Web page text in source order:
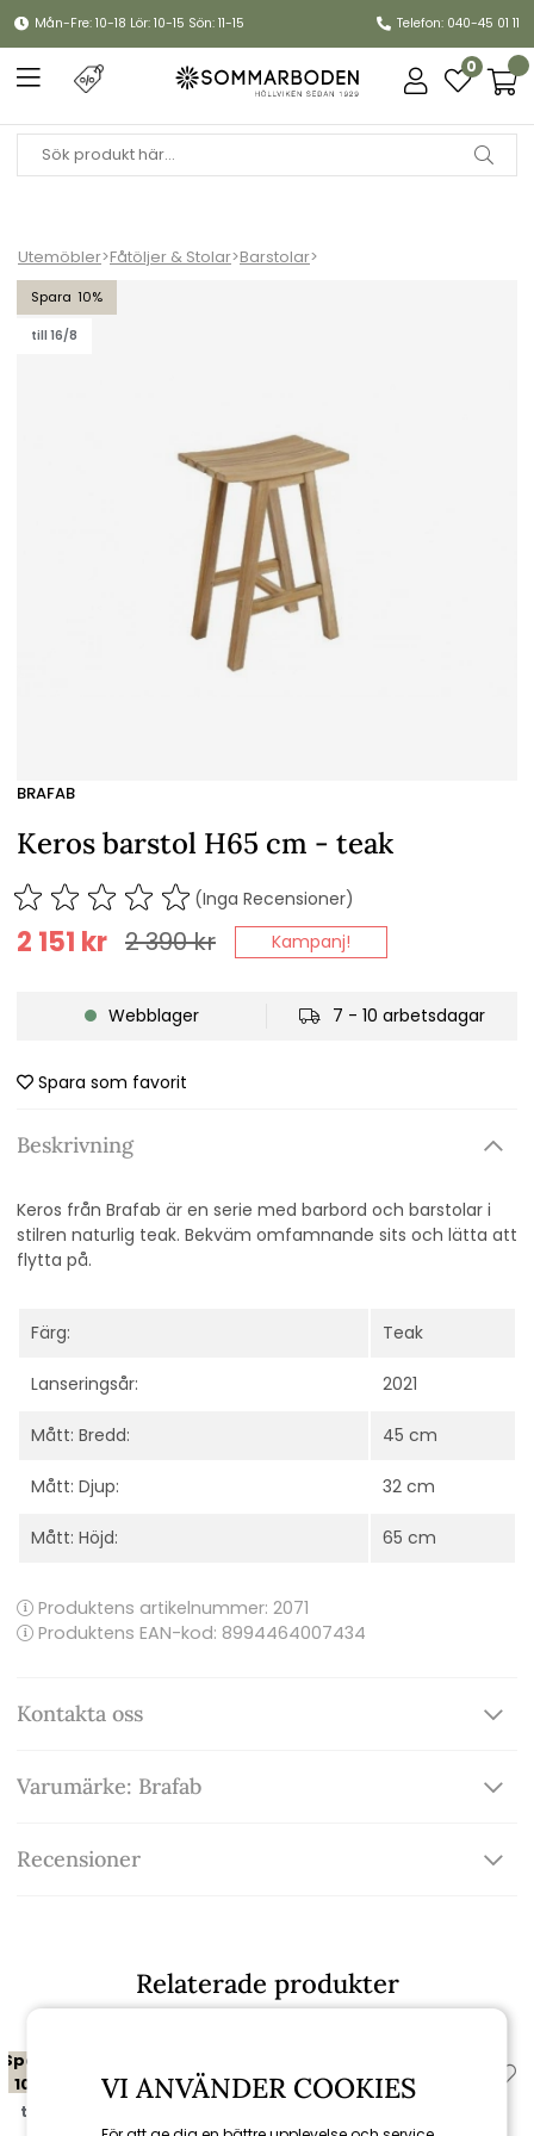
Mån-Fre: 10-18 Lör: 10-15 Sön: 11-15 Telefon: 040-45 01 11
0
Utemöbler>Fåtöljer & Stolar>Barstolar>
10
till 16/8
Keros barstol H65 cm - teak
BRAFAB
Keros barstol H65 cm - teak
(Inga Recensioner)
2 390kr
2 151 kr Kampanj!
Webblager 7 - 10 arbetsdagar
Spara som favorit
Beskrivning
Keros från Brafab är en serie med barbord och barstolar i
stilren naturlig teak. Bekväm omfamnande sits och lätta att
flytta på.
Färg: Teak
Lanseringsår: 2021
Mått: Bredd: 45 cm
Mått: Djup: 32 cm
Mått: Höjd: 65 cm
Produktens artikelnummer: 2071
Produktens EAN-kod: 8994464007434
Kontakta oss
Varumärke: Brafab
Recensioner
Relaterade produkter
Spara
10%
till 16/8
10%
VI ANVÄNDER COOKIES